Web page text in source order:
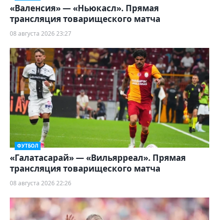
«Валенсия» — «Ньюкасл». Прямая
трансляция товарищеского матча
08 августа 2026 23:27
ФУТБОЛ
«Галатасарай» — «Вильярреал». Прямая
трансляция товарищеского матча
08 августа 2026 22:26